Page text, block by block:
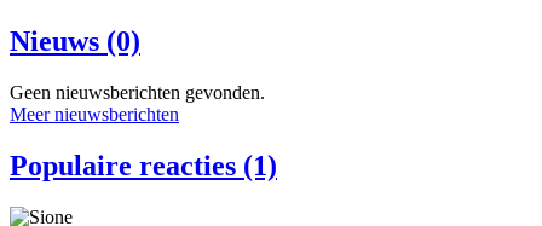
Nieuws (0)
Geen nieuwsberichten gevonden.
Meer nieuwsberichten
Populaire reacties (1)